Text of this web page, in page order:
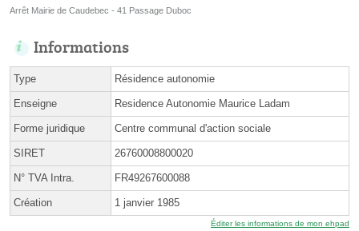
Arrêt Mairie de Caudebec - 41 Passage Duboc
Informations
Type Résidence autonomie
Enseigne Residence Autonomie Maurice Ladam
Forme juridique Centre communal d'action sociale
SIRET 26760008800020
N° TVA Intra. FR49267600088
Création 1 janvier 1985
Éditer les informations de mon ehpad